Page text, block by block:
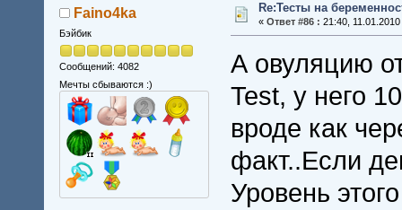
Faino4ka
Бэйбик
Сообщений: 4082
Мечты сбываются :)
Re:Тесты на
« Ответ #86 : 21:40, 11.01.2010
А овуляцию
Test, у него
вроде как
факт..Если
Уровень